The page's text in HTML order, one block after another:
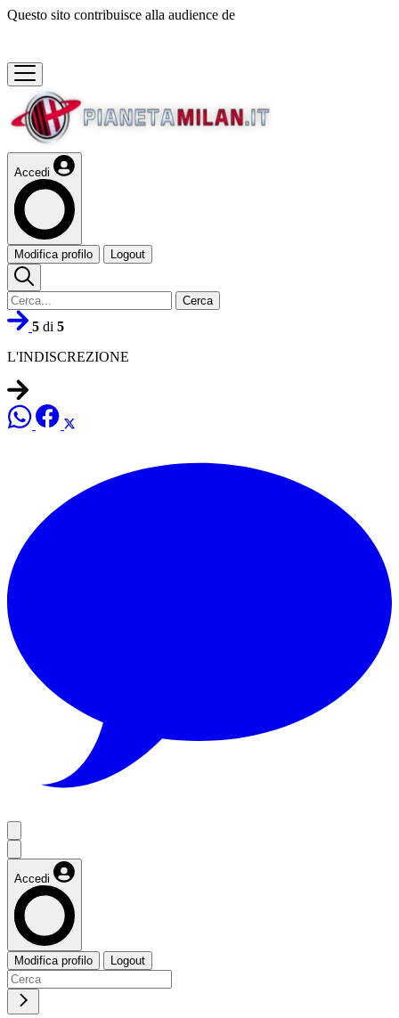
Questo sito contribuisce alla audience de
Accedi
Modifica profilo Logout
Cerca
5 di 5
L'INDISCREZIONE
Accedi
Modifica profilo Logout